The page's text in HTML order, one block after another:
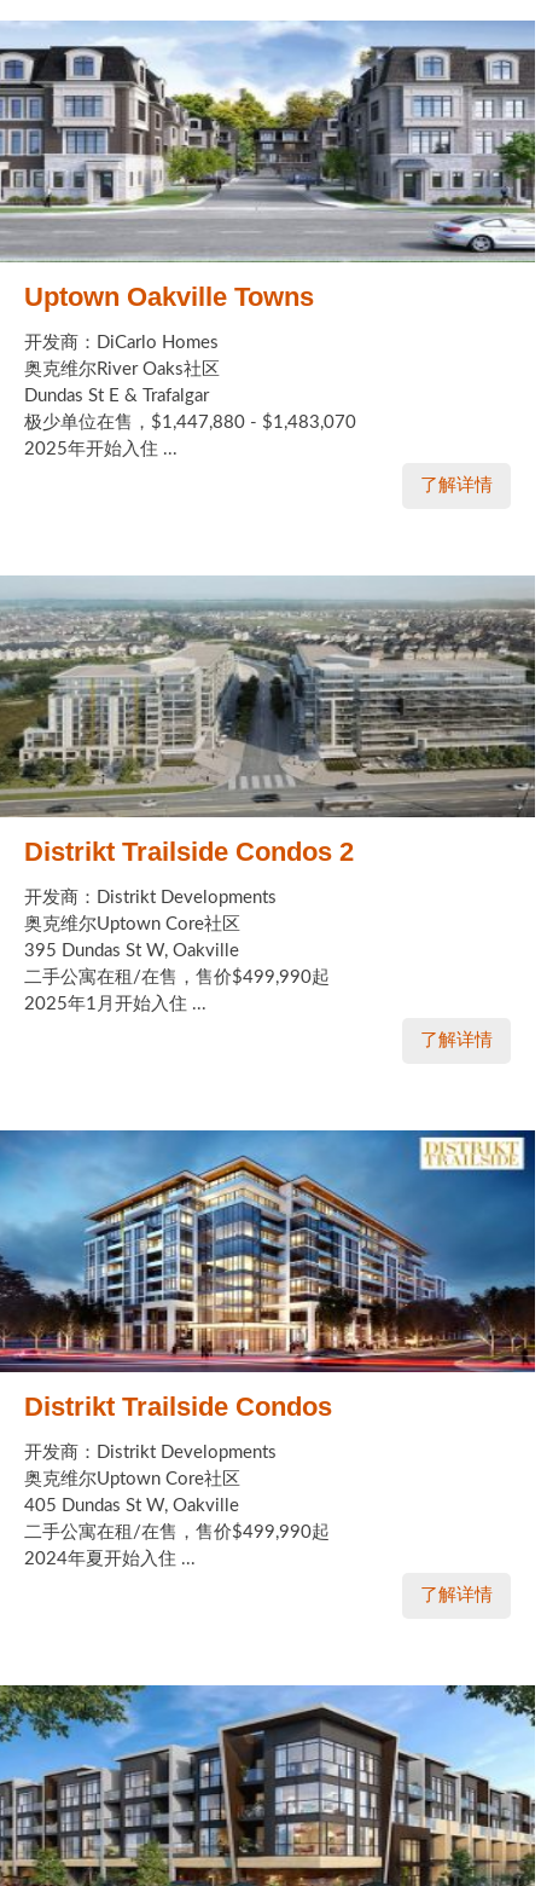
Uptown Oakville Towns
开发商：DiCarlo Homes
奥克维尔River Oaks社区
Dundas St E & Trafalgar
极少单位在售，$1,447,880 - $1,483,070
2025年开始入住 ...
了解详情
Distrikt Trailside Condos 2
开发商：Distrikt Developments
奥克维尔Uptown Core社区
395 Dundas St W, Oakville
二手公寓在租/在售，售价$499,990起
2025年1月开始入住 ...
了解详情
Distrikt Trailside Condos
开发商：Distrikt Developments
奥克维尔Uptown Core社区
405 Dundas St W, Oakville
二手公寓在租/在售，售价$499,990起
2024年夏开始入住 ...
了解详情